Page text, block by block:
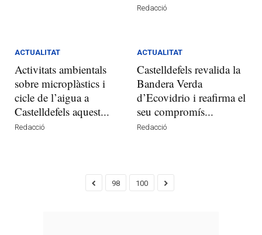
Redacció
ACTUALITAT
Activitats ambientals
sobre microplàstics i
cicle de l’aigua a
Castelldefels aquest...
Redacció
ACTUALITAT
Castelldefels revalida la
Bandera Verda
d’Ecovidrio i reafirma el
seu compromís...
Redacció
98 100